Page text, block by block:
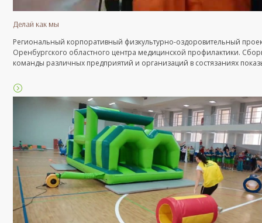
Делай как мы
Региональный корпоративный физкультурно-оздоровительный
Оренбургского областного центра медицинской профилактики. Сборные
команды различных предприятий и организаций в состязаниях
образ жизни.